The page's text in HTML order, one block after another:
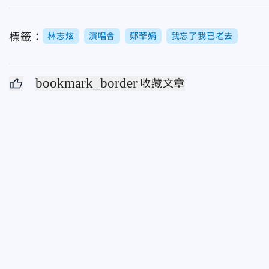
標籤： 林志炫 演唱會 鄭華娟 我忘了我已老去
bookmark_border 收藏文章